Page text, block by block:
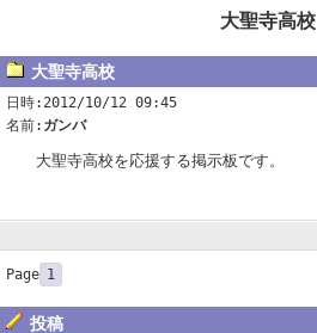
大聖寺高校
大聖寺高校
日時:2012/10/12 09:45
名前: ガンバ
大聖寺高校を応援する掲示板です。
Page 1
投稿